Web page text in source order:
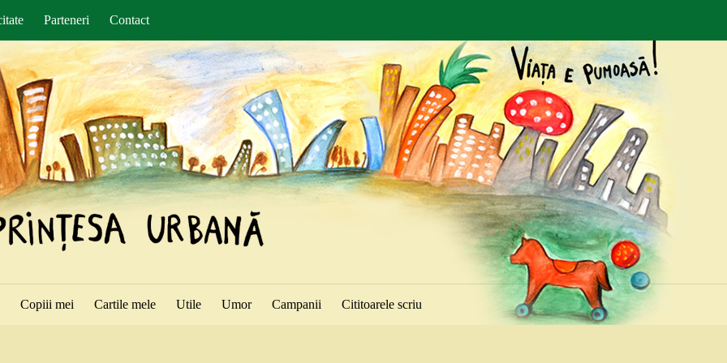
Parteneri Contact
Copiii mei Cartile mele Utile Umor Campanii Cititoarele scriu